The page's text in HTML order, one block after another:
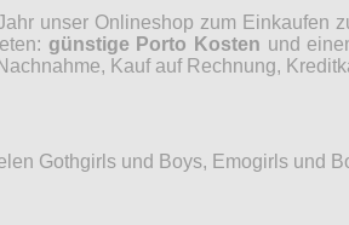
unser Onlineshop zum Einkaufen
günstige Porto Kosten und
Kauf auf Rechnung,
Gothgirls und Boys, Emogirls und